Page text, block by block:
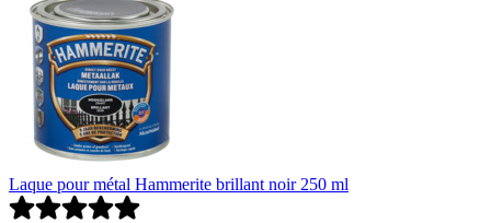
Laque pour métal Hammerite brillant noir 250 ml